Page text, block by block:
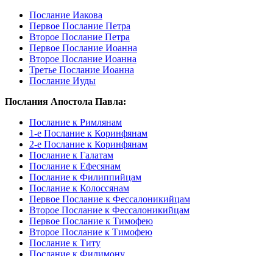
Послание Иакова
Первое Послание Петра
Второе Послание Петра
Первое Послание Иоанна
Второе Послание Иоанна
Третье Послание Иоанна
Послание Иуды
Послания Апостола Павла:
Послание к Римлянам
1-е Послание к Коринфянам
2-е Послание к Коринфянам
Послание к Галатам
Послание к Ефесянам
Послание к Филиппийцам
Послание к Колоссянам
Первое Послание к Фессалоникийцам
Второе Послание к Фессалоникийцам
Первое Послание к Тимофею
Второе Послание к Тимофею
Послание к Титу
Послание к Филимону